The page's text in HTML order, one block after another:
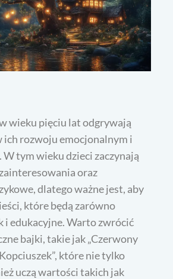
wieku pięciu lat odgrywają
ich rozwoju emocjonalnym i
tym wieku dzieci zaczynają
oraz
dlatego ważne jest, aby
które będą zarówno
i edukacyjne. Warto zwrócić
bajki, takie jak „Czerwony
które nie tylko
uczą wartości takich jak